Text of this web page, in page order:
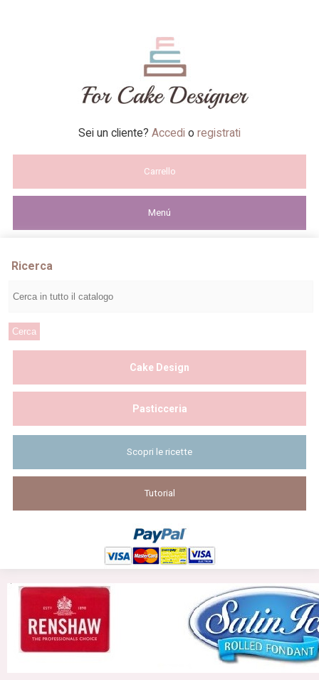
Sei un cliente? Accedi o registrati
Carrello
Menú
Ricerca
Cake Design
Pasticceria
Scopri le ricette
Tutorial